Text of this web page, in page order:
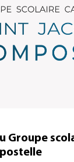
Groupe